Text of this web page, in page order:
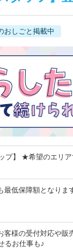
おしごと掲載中
プ】 ★希望のエリ
低保障額となりま
様の受付対応や販
るお仕事も♪